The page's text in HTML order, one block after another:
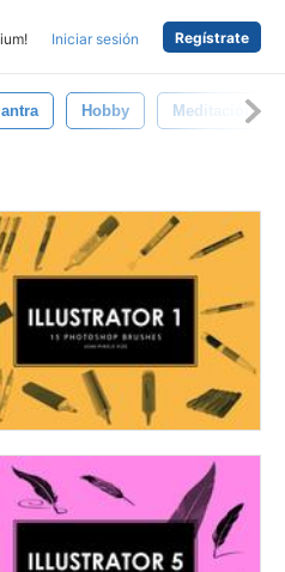
Iniciar sesión Regístrate
Hobby Meditación